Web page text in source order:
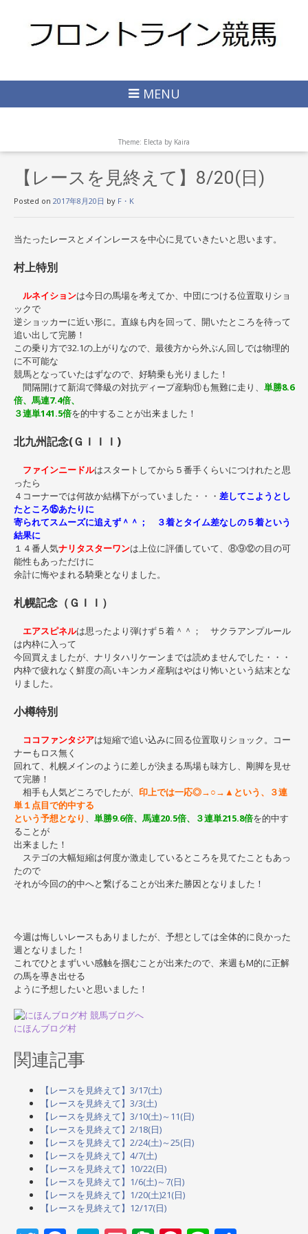
MENU
Theme: Electa by Kaira
【レースを見終えて】8/20(日)
Posted on 2017年8月20日 by F・K
当たったレースとメインレースを中心に見ていきたいと思います。
村上特別
ルネイションは今日の馬場を考えてか、中団につける位置取りショ
ックで
逆ショッカーに近い形に。直線も内を回って、開いたところを待って
追い出して完勝！
この乗り方で32.1の上がりなので、最後方から外ぶん回しでは物理的
に不可能な
競馬となっていたはずなので、好騎乗も光りました！
間隔開けて新潟で降級の対抗ディープ産駒⑪も無難に走り、 単勝8.6
倍、馬連7.4倍、
３連単141.5倍を的中することが出来ました！
北九州記念(ＧＩＩＩ)
ファインニードルはスタートしてから５番手くらいにつけれたと思
ったら
４コーナーでは何故か結構下がっていました・・・ 差してこようとし
たところ⑮あたりに
寄られてスムーズに追えず＾＾； ３着とタイム差なしの５着という
結果に
１４番人気ナリタスターワンは上位に評価していて、⑧⑨⑫の目の可
能性もあっただけに
余計に悔やまれる騎乗となりました。
札幌記念（ＧＩＩ）
エアスピネルは思ったより弾けず５着＾＾； サクラアンプルール
は内枠に入って
今回買えましたが、ナリタハリケーンまでは読めませんでした・・・
内枠で疲れなく鮮度の高いキンカメ産駒はやはり怖いという結末とな
りました。
小樽特別
ココファンタジアは短縮で追い込みに回る位置取りショック。コー
ナーもロス無く
回れて、札幌メインのように差しが決まる馬場も味方し、剛脚を見せ
て完勝！
相手も人気どころでしたが、 印上では一応◎→○→▲という、３連
単１点目で的中する
という予想となり、 単勝9.6倍、馬連20.5倍、３連単215.8倍を的中す
ることが
出来ました！
ステゴの大幅短縮は何度か激走しているところを見てたこともあっ
たので
それが今回の的中へと繋げることが出来た勝因となりました！
今週は悔しいレースもありましたが、予想としては全体的に良かった
週となりました！
これでひとまずいい感触を掴むことが出来たので、来週もM的に正解
の馬を導き出せる
ように予想したいと思いました！
にほんブログ村
関連記事
【レースを見終えて】3/17(土)
【レースを見終えて】3/3(土)
【レースを見終えて】3/10(土)～11(日)
【レースを見終えて】2/18(日)
【レースを見終えて】2/24(土)～25(日)
【レースを見終えて】4/7(土)
【レースを見終えて】10/22(日)
【レースを見終えて】1/6(土)～7(日)
【レースを見終えて】1/20(土)21(日)
【レースを見終えて】12/17(日)